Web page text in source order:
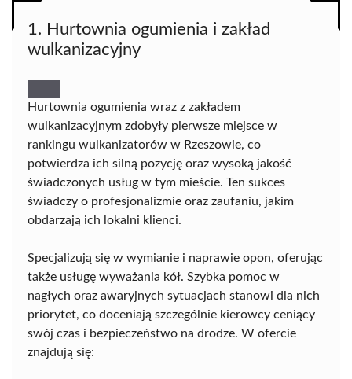
1. Hurtownia ogumienia i zakład
wulkanizacyjny
Hurtownia ogumienia wraz z zakładem
wulkanizacyjnym zdobyły pierwsze miejsce w
rankingu wulkanizatorów w Rzeszowie, co
potwierdza ich silną pozycję oraz wysoką jakość
świadczonych usług w tym mieście. Ten sukces
świadczy o profesjonalizmie oraz zaufaniu, jakim
obdarzają ich lokalni klienci.
Specjalizują się w wymianie i naprawie opon, oferując
także usługę wyważania kół. Szybka pomoc w
nagłych oraz awaryjnych sytuacjach stanowi dla nich
priorytet, co doceniają szczególnie kierowcy ceniący
swój czas i bezpieczeństwo na drodze. W ofercie
znajdują się: